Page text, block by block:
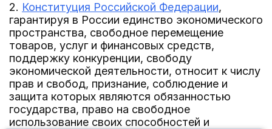
2. Конституция Российской Федерации,
гарантируя в России единство экономического
пространства, свободное перемещение
товаров, услуг и финансовых средств,
поддержку конкуренции, свободу
экономической деятельности, относит к числу
прав и свобод, признание, соблюдение и
защита которых являются обязанностью
государства, право на свободное
использование своих способностей и